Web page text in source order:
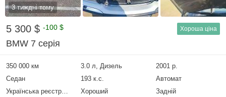
3 тиждні тому
5 300 $ -100 $ Хороша ціна
BMW 7 серія
350 000 км 3.0 л, Дизель
2001 р.
Седан
193 к.с.
Автомат
Українська реєстрація
Хороший Задній